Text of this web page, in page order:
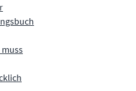
muss